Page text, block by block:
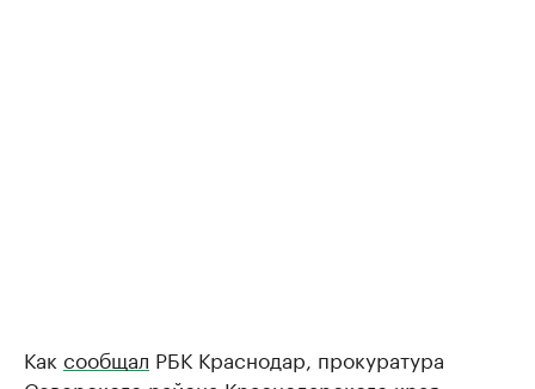
Как сообщал РБК Краснодар, прокуратура